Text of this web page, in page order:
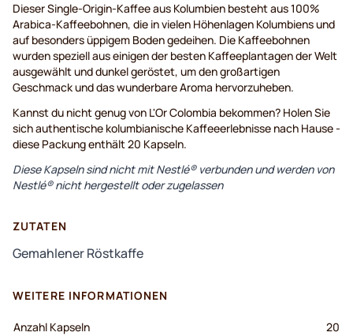
Dieser Single-Origin-Kaffee aus Kolumbien besteht aus 100%
Arabica-Kaffeebohnen, die in vielen Höhenlagen Kolumbiens und
auf besonders üppigem Boden gedeihen. Die Kaffeebohnen
wurden speziell aus einigen der besten Kaffeeplantagen der Welt
ausgewählt und dunkel geröstet, um den großartigen
Geschmack und das wunderbare Aroma hervorzuheben.
Kannst du nicht genug von L'Or Colombia bekommen? Holen Sie
sich authentische kolumbianische Kaffeeerlebnisse nach Hause -
diese Packung enthält 20 Kapseln.
Diese Kapseln sind nicht mit Nestlé® verbunden und werden von
Nestlé® nicht hergestellt oder zugelassen
ZUTATEN
Gemahlener Röstkaffe
WEITERE INFORMATIONEN
Anzahl Kapseln
20